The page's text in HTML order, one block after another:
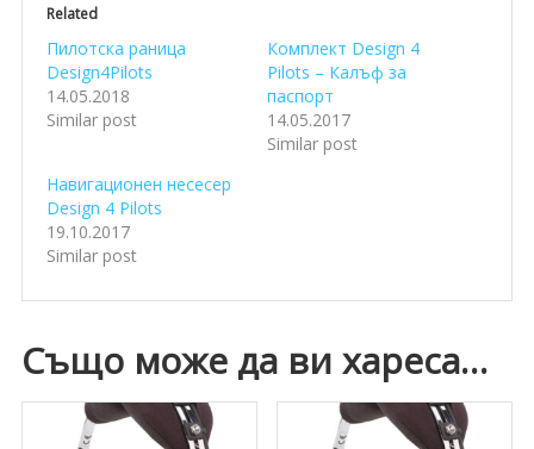
Related
Пилотска раница
Design4Pilots
14.05.2018
Similar post
Комплект Design 4
Pilots – Калъф за
паспорт
14.05.2017
Similar post
Навигационен несесер
Design 4 Pilots
19.10.2017
Similar post
Също може да ви хареса…